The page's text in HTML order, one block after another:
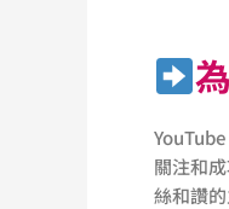
關注和
絲和讚的